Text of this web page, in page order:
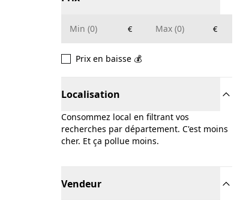
€ €
Prix en baisse 💰
Localisation
Consommez local en filtrant vos
recherches par département. C'est moins
cher. Et ça pollue moins.
Vendeur